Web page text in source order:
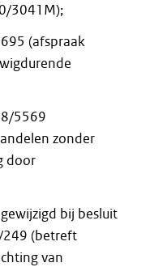
3041M);
(afspraak
5569
zonder
door
bij besluit
249 (betreft
van